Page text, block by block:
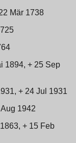
Mär 1738
1894, + 25 Sep
+ 24 Jul 1931
1942
+ 15 Feb